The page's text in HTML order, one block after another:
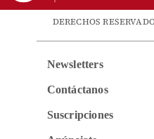
DERECHOS
Newsletters
Contáctanos
Suscripciones